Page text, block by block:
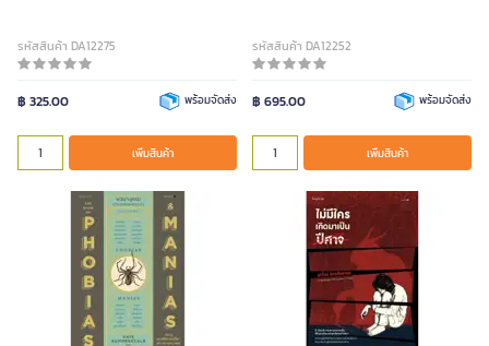
รหัสสินค้า DA12275
฿ 325.00 พร้อมจัดส่ง
เพิ่มสินค้า
รหัสสินค้า DA12252
฿ 695.00 พร้อมจัดส่ง
เพิ่มสินค้า